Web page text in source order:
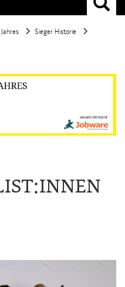
Sieger Historie